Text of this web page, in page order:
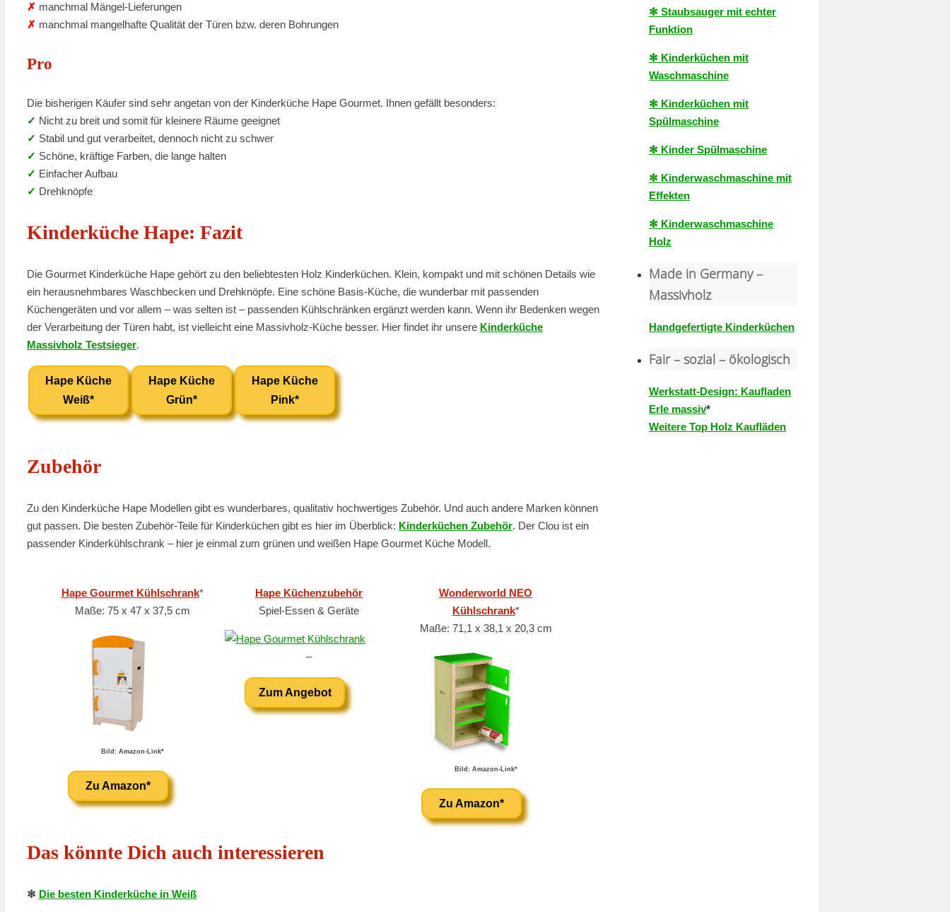
✗ manchmal Mängel-Lieferungen
✗ manchmal mangelhafte Qualität der Türen bzw. deren Bohrungen
Pro
Die bisherigen Käufer sind sehr angetan von der Kinderküche Hape Gourmet. Ihnen gefällt besonders:
✓ Nicht zu breit und somit für kleinere Räume geeignet
✓ Stabil und gut verarbeitet, dennoch nicht zu schwer
✓ Schöne, kräftige Farben, die lange halten
✓ Einfacher Aufbau
✓ Drehknöpfe
Kinderküche Hape: Fazit
Die Gourmet Kinderküche Hape gehört zu den beliebtesten Holz Kinderküchen. Klein, kompakt und mit schönen Details wie
ein herausnehmbares Waschbecken und Drehknöpfe. Eine schöne Basis-Küche, die wunderbar mit passenden
Küchengeräten und vor allem – was selten ist – passenden Kühlschränken ergänzt werden kann. Wenn ihr Bedenken wegen
der Verarbeitung der Türen habt, ist vielleicht eine Massivholz-Küche besser. Hier findet ihr unsere Kinderküche
Massivholz Testsieger.
Hape Küche
Weiß*
Hape Küche
Grün*
Hape Küche
Pink*
Zubehör
Zu den Kinderküche Hape Modellen gibt es wunderbares, qualitativ hochwertiges Zubehör. Und auch andere Marken können
gut passen. Die besten Zubehör-Teile für Kinderküchen gibt es hier im Überblick: Kinderküchen Zubehör. Der Clou ist ein
passender Kinderkühlschrank – hier je einmal zum grünen und weißen Hape Gourmet Küche Modell.
Hape Gourmet Kühlschrank*
Maße: 75 x 47 x 37,5 cm
Bild: Amazon-Link*
Zu Amazon*
Hape Küchenzubehör
Spiel-Essen & Geräte
–
Zum Angebot
Wonderworld NEO
Kühlschrank*
Maße: 71,1 x 38,1 x 20,3 cm
Bild: Amazon-Link*
Zu Amazon*
Das könnte Dich auch interessieren
✻ Die besten Kinderküche in Weiß
✻ Staubsauger mit echter
Funktion
✻ Kinderküchen mit
Waschmaschine
✻ Kinderküchen mit
Spülmaschine
✻ Kinder Spülmaschine
✻ Kinderwaschmaschine mit
Effekten
✻ Kinderwaschmaschine
Holz
Made in Germany –
Massivholz
Handgefertigte Kinderküchen
Fair – sozial – ökologisch
Werkstatt-Design: Kaufladen
Erle massiv*
Weitere Top Holz Kaufläden